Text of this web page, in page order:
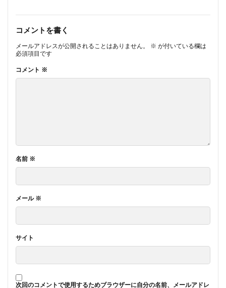
コメントを書く
メールアドレスが公開されることはありません。 ※ が付いている欄は
必須項目です
コメント ※
名前 ※
メール ※
サイト
次回のコメントで使用するためブラウザーに自分の名前、メールアドレ